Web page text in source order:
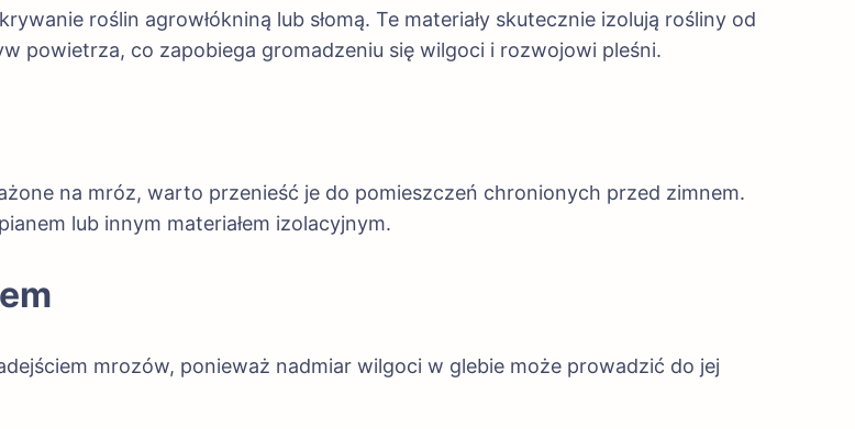
roślin agrowłókniną lub słomą. Te materiały skutecznie izolują rośliny od
powietrza, co zapobiega gromadzeniu się wilgoci i rozwojowi pleśni.
na mróz, warto przenieść je do pomieszczeń chronionych przed zimnem.
lub innym materiałem izolacyjnym.
mrozów, ponieważ nadmiar wilgoci w glebie może prowadzić do jej